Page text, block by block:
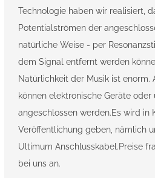
Technologie haben wir realisiert,
Potentialströmen der
natürliche Weise - per
dem Signal entfernt werden
Natürlichkeit der Musik ist enorm.
können elektronische Geräte oder
angeschlossen werden.Es wird in
Veröffentlichung geben, nämlich
Ultimum Anschlusskabel.Preise
bei uns an.